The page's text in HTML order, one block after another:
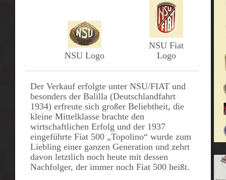
NSU Logo
NSU Fiat
Logo
Der Verkauf erfolgte unter NSU/FIATund
besonders der Balilla(Deutschlandfahrt
1934) erfreute sich großer Beliebtheit, die
kleine Mittelklasse brachte den
wirtschaftlichen Erfolg und der 1937
eingeführte Fiat 500 „Topolino“wurde zum
Liebling einer ganzen Generation und zehrt
davon letztlich noch heute mit dessen
Nachfolger, der immer noch Fiat 500heißt.